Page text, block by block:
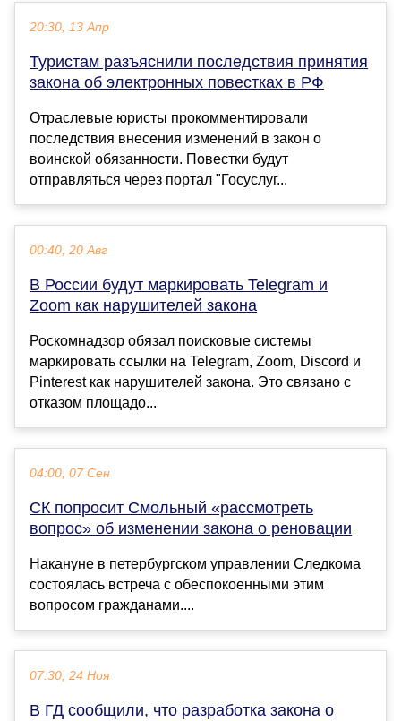
20:30, 13 Апр
Туристам разъяснили последствия принятия
закона об электронных повестках в РФ
Отраслевые юристы прокомментировали
последствия внесения изменений в закон о
воинской обязанности. Повестки будут
отправляться через портал "Госуслуг...
00:40, 20 Авг
В России будут маркировать Telegram и
Zoom как нарушителей закона
Роскомнадзор обязал поисковые системы
маркировать ссылки на Telegram, Zoom, Discord и
Pinterest как нарушителей закона. Это связано с
отказом площадо...
04:00, 07 Сен
СК попросит Смольный «рассмотреть
вопрос» об изменении закона о реновации
Накануне в петербургском управлении Следкома
состоялась встреча с обеспокоенными этим
вопросом гражданами....
07:30, 24 Ноя
В ГД сообщили, что разработка закона о